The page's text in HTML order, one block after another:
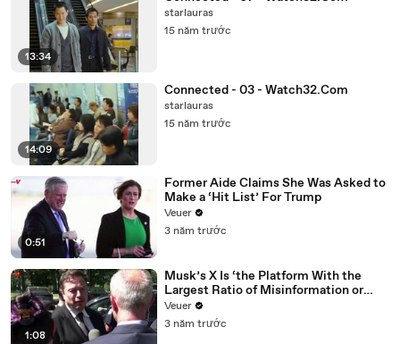
13:34
starlauras
15 năm trước
14:09
Connected - 03 - Watch32.Com
starlauras
15 năm trước
0:51
Former Aide Claims She Was Asked to
Make a ‘Hit List’ For Trump
Veuer
3 năm trước
1:08
Musk’s X Is ‘the Platform With the
Largest Ratio of Misinformation or
Disinformation’ Amongst All Social
Media Platforms
Veuer
3 năm trước